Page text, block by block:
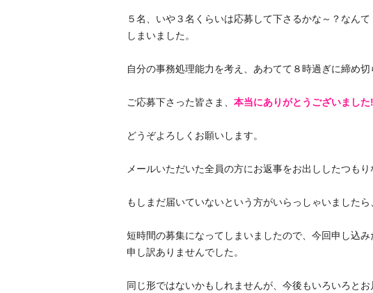
５名、いや３名くらいは応募して下さるかな～？なん
しまいました。
自分の事務処理能力を考え、あわてて８時過ぎに締め切
ご応募下さった皆さま、 本当にありがとうございました
どうぞよろしくお願いします。
メールいただいた全員の方にお返事をお出ししたつもり
もしまだ届いていないという方がいらっしゃいました
短時間の募集になってしまいましたので、今回申し込
申し訳ありませんでした。
同じ形ではないかもしれませんが、今後もいろいろと